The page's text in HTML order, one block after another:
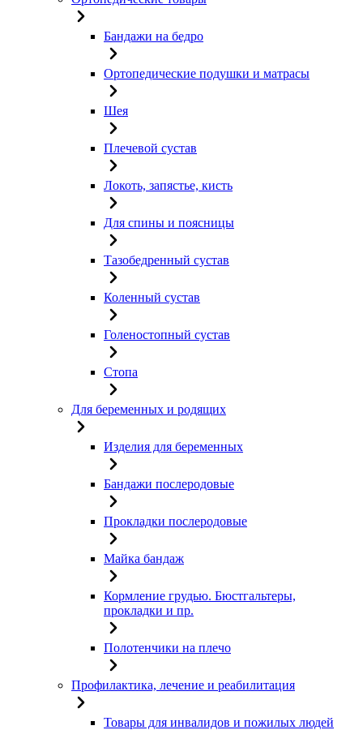
Бандажи на бедро
Ортопедические подушки и матрасы
Шея
Плечевой сустав
Локоть, запястье, кисть
Для спины и поясницы
Тазобедренный сустав
Коленный сустав
Голеностопный сустав
Стопа
Для беременных и родящих
Изделия для беременных
Бандажи послеродовые
Прокладки послеродовые
Майка бандаж
Кормление грудью. Бюстгальтеры,
прокладки и пр.
Полотенчики на плечо
Профилактика, лечение и реабилитация
Товары для инвалидов и пожилых людей